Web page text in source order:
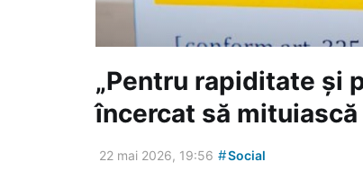
„Pentru rapiditate și
încercat să
22 mai 2026, 19:56 #Social